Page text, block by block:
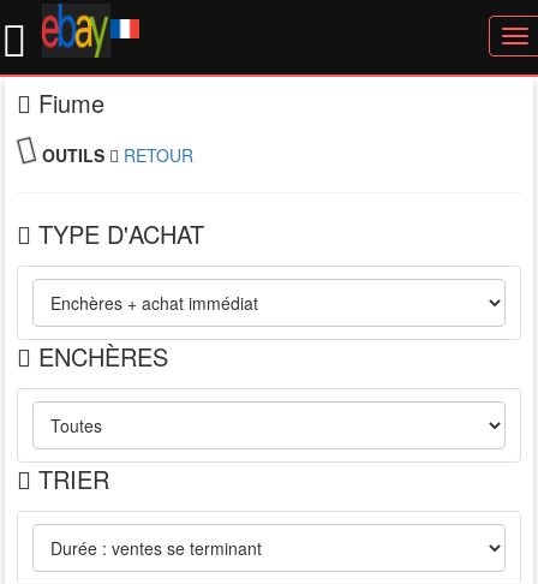
Fiume
OUTILS RETOUR
TYPE D'ACHAT
ENCHÈRES
TRIER